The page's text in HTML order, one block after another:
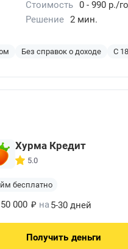
Стоимость 0 - 990 р./
Решение 2 мин.
Без справок о доходе С
Хурма Кредит
5.0
бесплатно
50 000 ₽ на 5-30 дней
Получить деньги